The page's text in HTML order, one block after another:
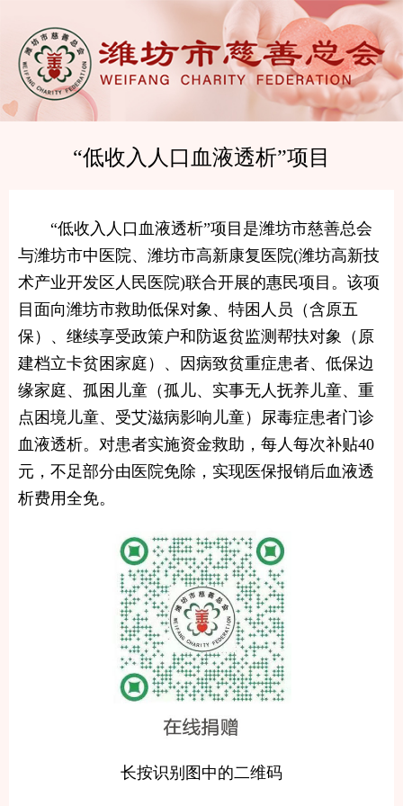
“低收入人口血液透析”项目
“低收入人口血液透析”项目是潍坊市慈善总会
与潍坊市中医院、潍坊市高新康复医院(潍坊高新技
术产业开发区人民医院)联合开展的惠民项目。该项
目面向潍坊市救助低保对象、特困人员（含原五
保）、继续享受政策户和防返贫监测帮扶对象（原
建档立卡贫困家庭）、因病致贫重症患者、低保边
缘家庭、孤困儿童（孤儿、实事无人抚养儿童、重
点困境儿童、受艾滋病影响儿童）尿毒症患者门诊
血液透析。对患者实施资金救助，每人每次补贴40
元，不足部分由医院免除，实现医保报销后血液透
析费用全免。
长按识别图中的二维码